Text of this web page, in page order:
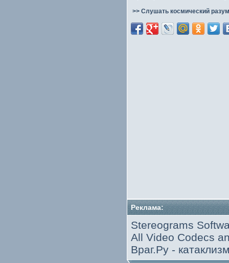
>> Слушать космический
Реклама:
Stereograms
All Video Codecs
Враг.Ру -